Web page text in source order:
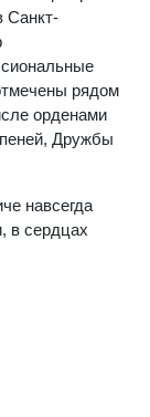
Санкт-
рядом
орденами
Дружбы
навсегда
в сердцах